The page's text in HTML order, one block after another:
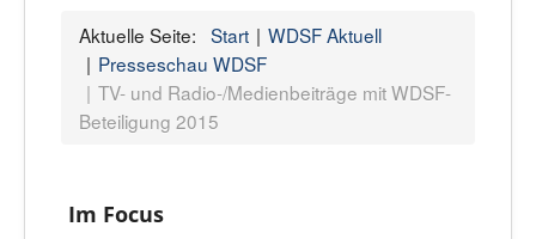
Aktuelle Seite: Start
WDSF Aktuell
Presseschau WDSF
TV- und Radio-/Medienbeiträge mit WDSF-
Beteiligung 2015
Im Focus